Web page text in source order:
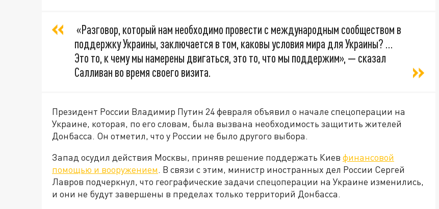
«Разговор, который нам необходимо провести с международным сообществом в
поддержку Украины, заключается в том, каковы условия мира для Украины? …
Это то, к чему мы намерены двигаться, это то, что мы поддержим», — сказал
Салливан во время своего визита.
Президент России Владимир Путин 24 февраля объявил о начале спецоперации на
Украине, которая, по его словам, была вызвана необходимость защитить жителей
Донбасса. Он отметил, что у России не было другого выбора.
Запад осудил действия Москвы, приняв решение поддержать Киев финансовой
помощью и вооружением. В связи с этим, министр иностранных дел России Сергей
Лавров подчеркнул, что географические задачи спецоперации на Украине изменились,
и они не будут завершены в пределах только территорий Донбасса.